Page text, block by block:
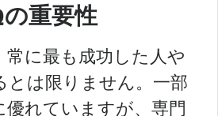
の重要性
常に最も成功した人や
とは限りません。一部
優れていますが、専門